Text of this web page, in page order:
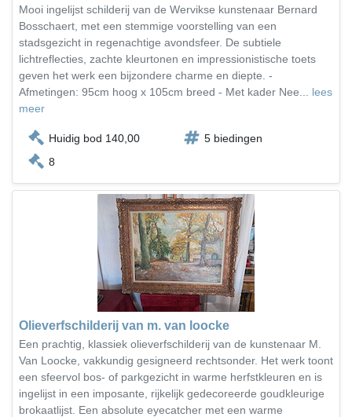
Mooi ingelijst schilderij van de Wervikse kunstenaar Bernard
Bosschaert, met een stemmige voorstelling van een
stadsgezicht in regenachtige avondsfeer. De subtiele
lichtreflecties, zachte kleurtonen en impressionistische toets
geven het werk een bijzondere charme en diepte. -
Afmetingen: 95cm hoog x 105cm breed - Met kader Nee... lees
meer
Huidig bod 140,00
5 biedingen
8
Olieverfschilderij van m. van loocke
Een prachtig, klassiek olieverfschilderij van de kunstenaar M.
Van Loocke, vakkundig gesigneerd rechtsonder. Het werk toont
een sfeervol bos- of parkgezicht in warme herfstkleuren en is
ingelijst in een imposante, rijkelijk gedecoreerde goudkleurige
brokaatlijst. Een absolute eyecatcher met een warme